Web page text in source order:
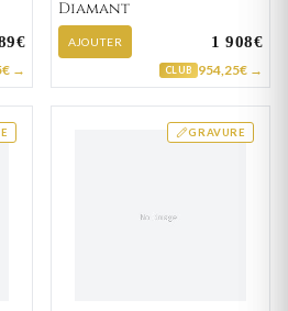
→
Diamant
AJOUTER 1 908€
CLUB 954,25€ →
GRAVURE